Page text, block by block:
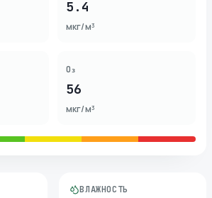
5.4
мкг/м³
O₃
56
мкг/м³
ВЛАЖНОСТЬ